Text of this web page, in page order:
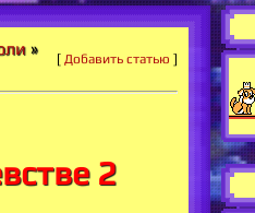
»
[ Добавить статью ]
2